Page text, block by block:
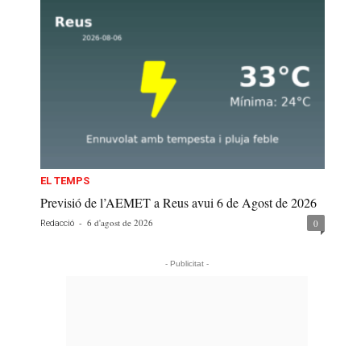
EL TEMPS
Previsió de l’AEMET a Reus avui 6 de Agost de 2026
Redacció - 6 d'agost de 2026 0
- Publicitat -